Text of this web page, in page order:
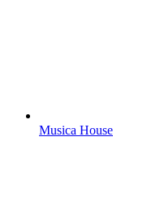
Musica House